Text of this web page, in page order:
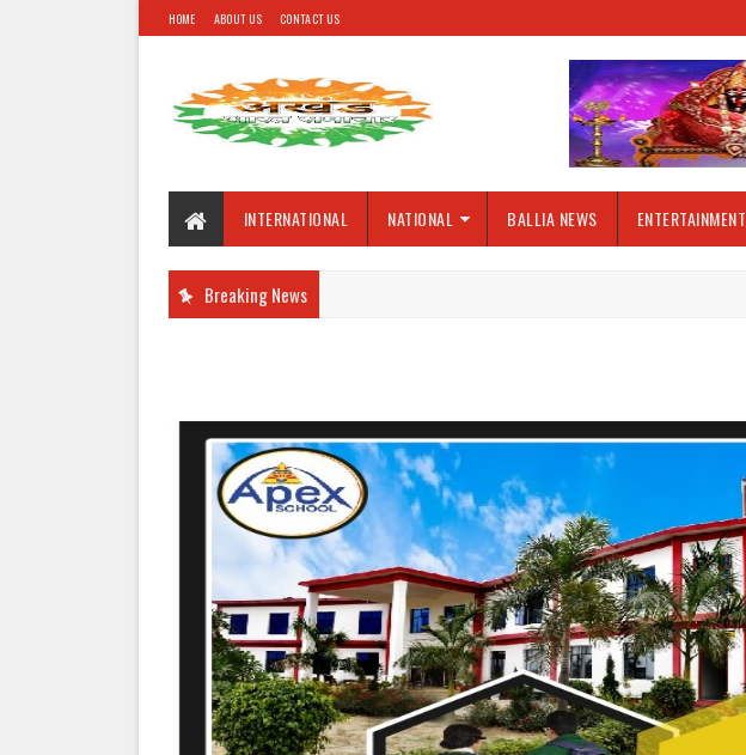
HOME ABOUT US CONTACT US
INTERNATIONAL NATIONAL BALLIA NEWS ENTERTAINMENT
Breaking News